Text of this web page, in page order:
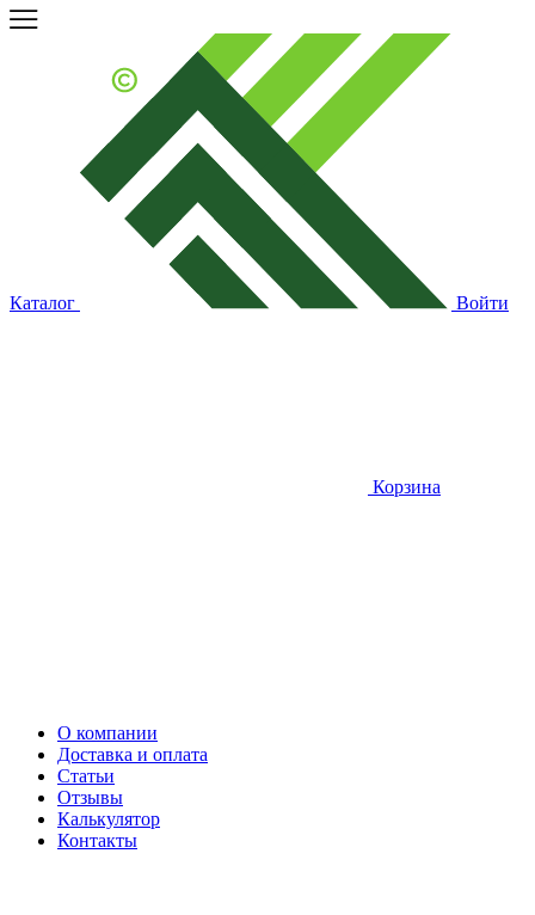
Каталог Войти
Корзина
О компании
Доставка и оплата
Статьи
Отзывы
Калькулятор
Контакты